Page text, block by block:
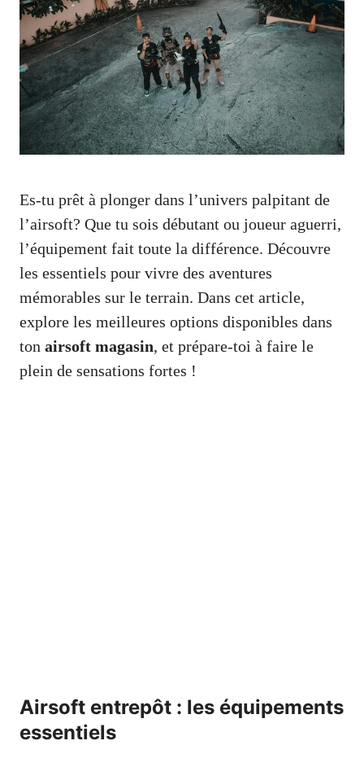
Es-tu prêt à plonger dans l’univers palpitant de
l’airsoft? Que tu sois débutant ou joueur aguerri,
l’équipement fait toute la différence. Découvre
les essentiels pour vivre des aventures
mémorables sur le terrain. Dans cet article,
explore les meilleures options disponibles dans
ton airsoft magasin, et prépare-toi à faire le
plein de sensations fortes !
Airsoft entrepôt : les équipements
essentiels